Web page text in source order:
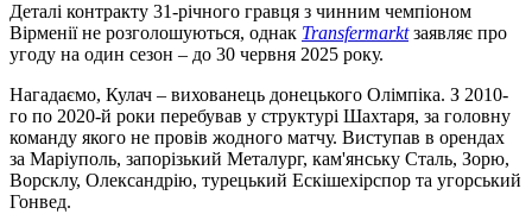
Деталі контракту 31-річного гравця з чинним чемпіоном
Вірменії не розголошуються, однак Transfermarktзаявляє про
угоду на один сезон – до 30 червня 2025 року.
Нагадаємо, Кулач – вихованець донецького Олімпіка. З 2010-
го по 2020-й роки перебував у структурі Шахтаря, за головну
команду якого не провів жодного матчу. Виступав в орендах
за Маріуполь, запорізький Металург, кам'янську Сталь, Зорю,
Ворсклу, Олександрію, турецький Ескішехірспор та угорський
Гонвед.